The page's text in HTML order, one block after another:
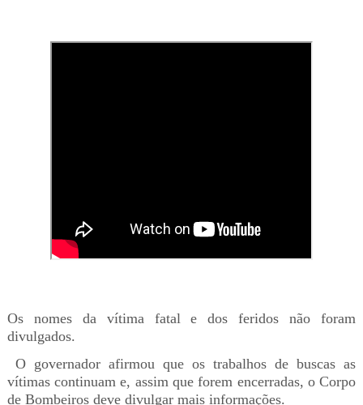
Os nomes da vítima fatal e dos feridos não foram
divulgados.
O governador afirmou que os trabalhos de buscas as
vítimas continuam e, assim que forem encerradas, o Corpo
de Bombeiros deve divulgar mais informações.